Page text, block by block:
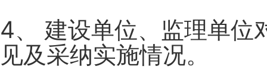
4、 建设单位、监理单位
见及采纳实施情况。